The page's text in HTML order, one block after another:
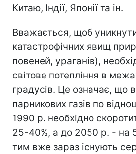
Китаю, Індії, Японії та ін.
Вважається, щоб
катастрофічних явищ
повеней, ураганів),
світове потепління в
градусів. Це означає, що
парникових газів по
1990 р. необхідно
25-40%, а до 2050 р. - на
тим вже зараз існують